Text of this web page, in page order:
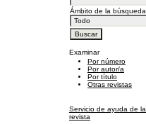
Ámbito de la búsqueda
Examinar
Por número
Por autor/a
Por título
Otras revistas
Servicio de ayuda de la
revista